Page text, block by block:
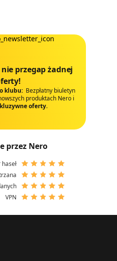
przegap żadnej
klubu: Bezpłatny biuletyn
produktach Nero i
oferty.
przez Nero
VPN